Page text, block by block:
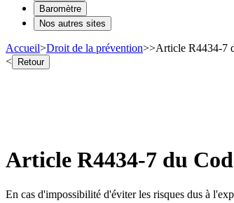
Baromètre
Nos autres sites
Accueil>Droit de la prévention>>Article R4434-7
< Retour
Article R4434-7 du
En cas d'impossibilité d'éviter les risques dus à